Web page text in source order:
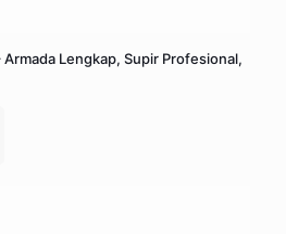
Armada Lengkap, Supir Profesional,